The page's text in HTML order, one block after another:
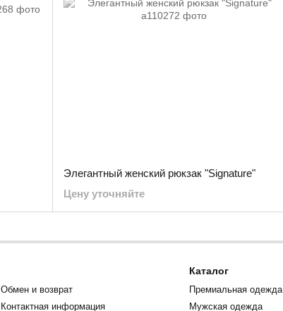
Элегантный женский рюкзак "Signature"
Цену уточняйте
Обмен и возврат
Контактная информация
Каталог
Премиальная одежда
Мужская одежда